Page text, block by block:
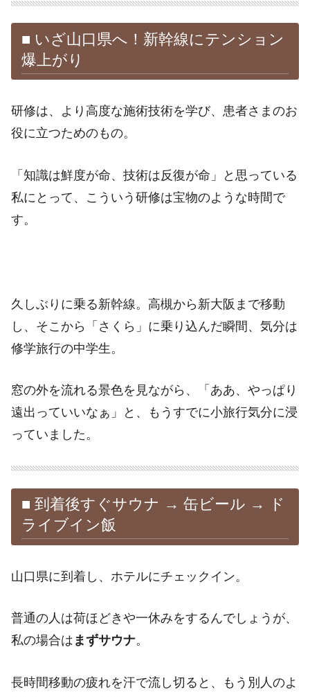
■ いざ山口県へ！新幹線にテンション
爆上がり
研修は、より高度な施術技術を学び、患者さまのお
役に立つためのもの。
「知識は鮮度が命、技術は反復が命」と思っている
私にとって、こういう研修は宝物のような時間で
す。
久しぶりに乗る新幹線。高槻から新大阪まで移動
し、そこから「さくら」に乗り込んだ瞬間、気分は
修学旅行の中学生。
窓の外を流れる景色を見ながら、「ああ、やっぱり
遠出っていいなぁ」と、もうすでに小旅行気分に浸
っていました。
■ 到着後すぐサウナ → 缶ビール → ド
ライブイン飯
山口県に到着し、ホテルにチェックイン。
普通の人は荷ほどきや一休みをするんでしょうが、
私の場合は まずサウナ。
長時間移動の疲れを汗で流し切ると、もう別人のよ